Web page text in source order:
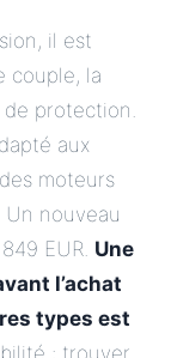
il est
couple, la
protection.
aux
moteurs
nouveau
EUR. Une
l’achat
types est
: trouver